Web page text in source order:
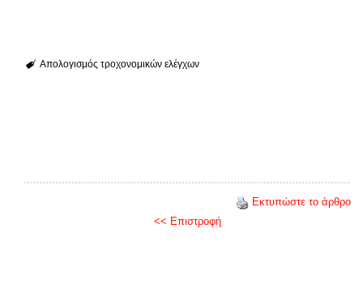
Απολογισμός τροχονομικών ελέγχων
Εκτυπώστε το άρθρο
<< Επιστροφή